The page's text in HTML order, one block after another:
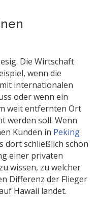
Die Wirtschaft
wenn die
internationalen
oder wenn ein
weit entfernten Ort
werden soll. Wenn
Kunden in Peking
dort schließlich schon
einer privaten
wissen, zu welcher
Differenz der Flieger
Hawaii landet.